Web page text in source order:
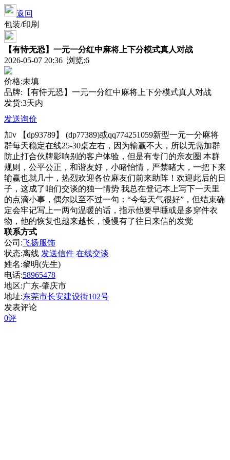
返回
包装/印刷
【有恃无恐】一元一分红中麻将上下分模式真人对战
2026-05-07 20:36 浏览:6
价格:未填
品牌:【有恃无恐】一元一分红中麻将上下分模式真人对战
发货:3天内
发送询价
加v 【dp93789】 (dp77389)或qq774251059新型一元一分麻将
群每天稳定在线25-30桌左右，因为输赢不大，所以无需加群
防止打合伙牌影响别的客户体验，但是有专门的亲友圈 本群
规则，公平公正，和谐友好，小睹怡情，严禁睹大，一把下来
输赢也就几十，热烈欢迎各位麻友们前来助阵！欢迎此后的日
子，这成了咱们交谈的独一情势 我总在登记本上写下一天里
的点滴小事，偶尔以至不过一句：“今每天气很好”，但结束确
定会牢记写上一两句温暖的话，指示他要早睡或是多穿件衣
物，他的恢复也越来越长，慢慢有了往日来信的发觉
联系方式
公司:飞扬服饰
状态:离线 发送信件 在线交谈
姓名:黎明(先生)
电话:58965478
地区:广东-肇庆市
地址:东莞市长安建设街102号
发表评论
0评